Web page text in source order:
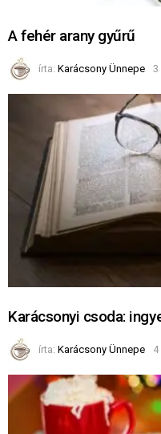
A fehér arany gyűrű
írta: Karácsony Ünnepe 3
Karácsonyi csoda:
írta: Karácsony Ünnepe 4